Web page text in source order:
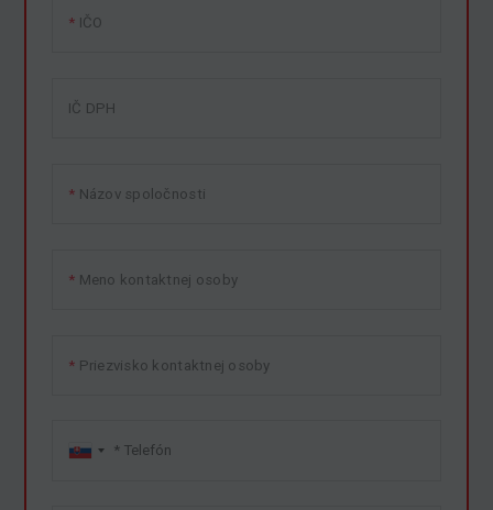
IČO
IČ DPH
Názov spoločnosti
Meno kontaktnej osoby
Priezvisko kontaktnej osoby